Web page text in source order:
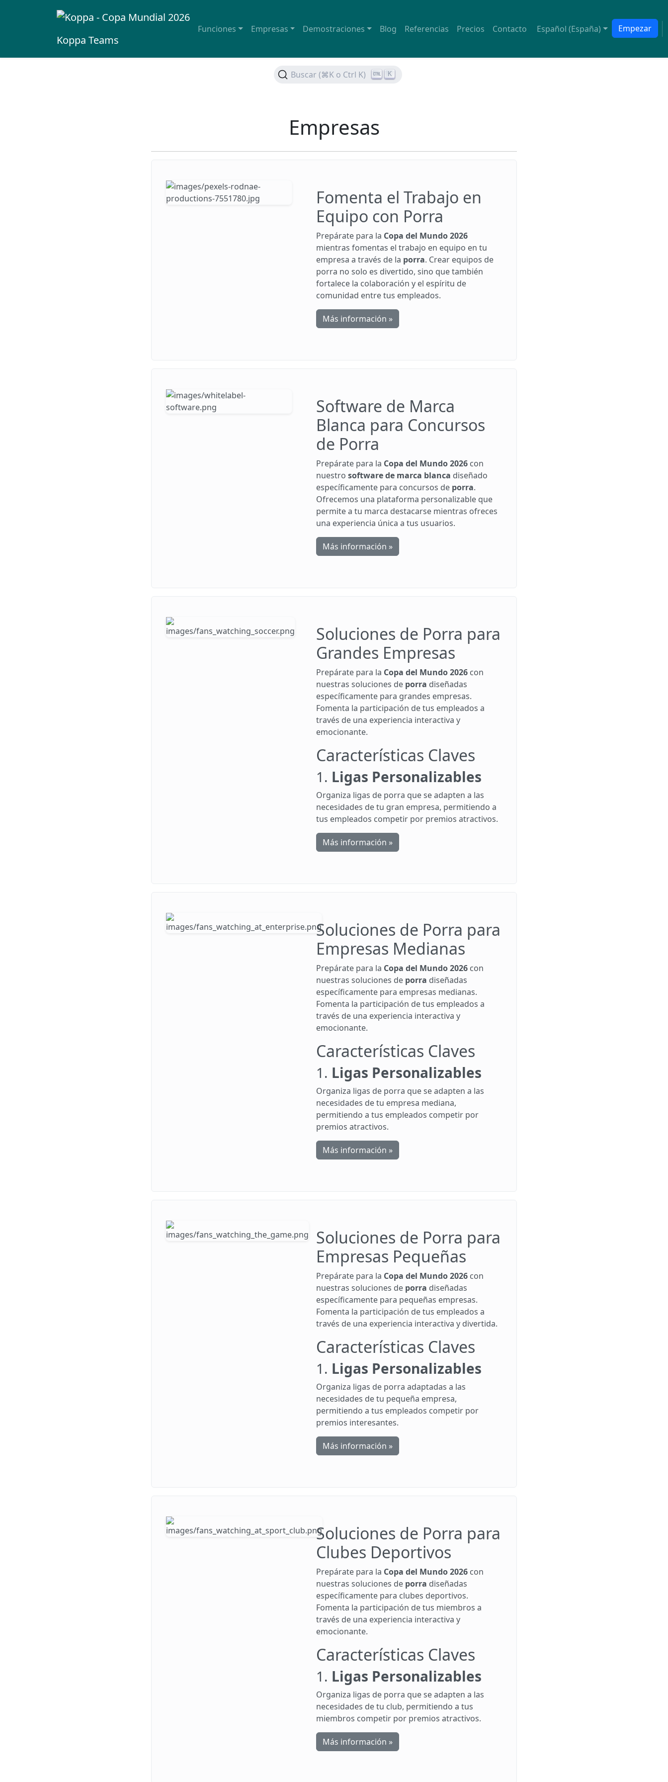
Koppa Teams
Funciones Empresas Demostraciones Blog Referencias Precios Contacto Español (España) Empezar
Buscar (⌘K o Ctrl K) K
Empresas
Fomenta el Trabajo en
Equipo con Porra
Prepárate para la Copa del Mundo 2026
mientras fomentas el trabajo en equipo en tu
empresa a través de la porra. Crear equipos de
porra no solo es divertido, sino que también
fortalece la colaboración y el espíritu de
comunidad entre tus empleados.
Más información »
Software de Marca
Blanca para Concursos
de Porra
Prepárate para la Copa del Mundo 2026con
nuestro software de marca blanca diseñado
específicamente para concursos de porra.
Ofrecemos una plataforma personalizable que
permite a tu marca destacarse mientras ofreces
una experiencia única a tus usuarios.
Más información »
Soluciones de Porra para
Grandes Empresas
Prepárate para la Copa del Mundo 2026con
nuestras soluciones de porra diseñadas
específicamente para grandes empresas.
Fomenta la participación de tus empleados a
través de una experiencia interactiva y
emocionante.
Características Claves
1. Ligas Personalizables
Organiza ligas de porra que se adapten a las
necesidades de tu gran empresa, permitiendo a
tus empleados competir por premios atractivos.
Más información »
Soluciones de Porra para
Empresas Medianas
Prepárate para la Copa del Mundo 2026con
nuestras soluciones de porra diseñadas
específicamente para empresas medianas.
Fomenta la participación de tus empleados a
través de una experiencia interactiva y
emocionante.
Características Claves
1. Ligas Personalizables
Organiza ligas de porra que se adapten a las
necesidades de tu empresa mediana,
permitiendo a tus empleados competir por
premios atractivos.
Más información »
Soluciones de Porra para
Empresas Pequeñas
Prepárate para la Copa del Mundo 2026con
nuestras soluciones de porra diseñadas
específicamente para pequeñas empresas.
Fomenta la participación de tus empleados a
través de una experiencia interactiva y divertida.
Características Claves
1. Ligas Personalizables
Organiza ligas de porra adaptadas a las
necesidades de tu pequeña empresa,
permitiendo a tus empleados competir por
premios interesantes.
Más información »
Soluciones de Porra para
Clubes Deportivos
Prepárate para la Copa del Mundo 2026con
nuestras soluciones de porra diseñadas
específicamente para clubes deportivos.
Fomenta la participación de tus miembros a
través de una experiencia interactiva y
emocionante.
Características Claves
1. Ligas Personalizables
Organiza ligas de porra que se adapten a las
necesidades de tu club, permitiendo a tus
miembros competir por premios atractivos.
Más información »